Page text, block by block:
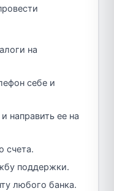
на
себе и
направить ее на
счета.
поддержки.
любого банка.